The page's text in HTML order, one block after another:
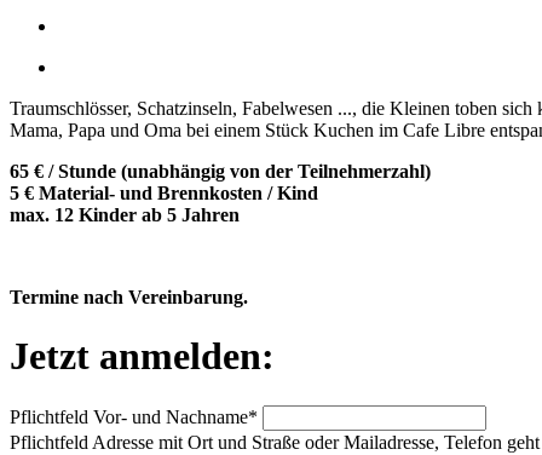
Traumschlösser, Schatzinseln, Fabelwesen ..., die Kleinen toben
Mama, Papa und Oma bei einem Stück Kuchen im Cafe Libre
65 € / Stunde (unabhängig von der Teilnehmerzahl)
5 € Material- und Brennkosten / Kind
max. 12 Kinder ab 5 Jahren
Termine nach Vereinbarung.
Jetzt anmelden:
Pflichtfeld Vor- und Nachname*
Pflichtfeld Adresse mit Ort und Straße oder Mailadresse, Telefon